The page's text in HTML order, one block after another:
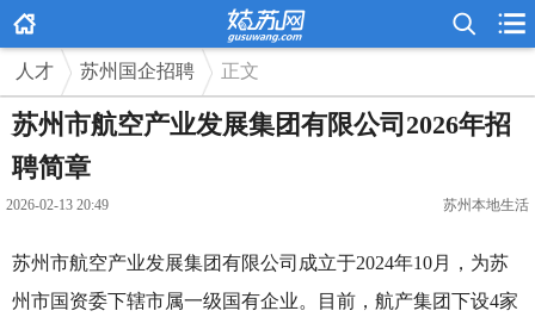
  
人才 苏州国企招聘 正文
苏州市航空产业发展集团有限公司2026年招
聘简章
2026-02-13 20:49 苏州本地生活
苏州市航空产业发展集团有限公司成立于2024年10月，为苏
州市国资委下辖市属一级国有企业。目前，航产集团下设4家